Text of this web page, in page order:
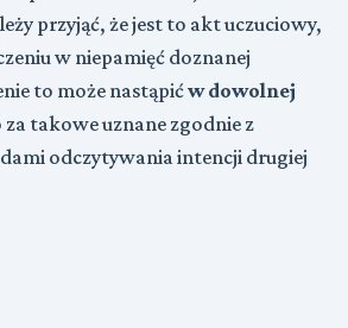
przyjąć, że jest to akt uczuciowy,
w niepamięć doznanej
to może nastąpićw dowolnej
za takowe uznane zgodnie z
odczytywania intencji drugiej